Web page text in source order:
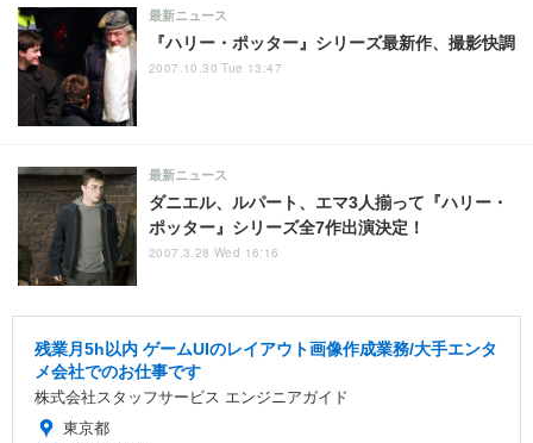
『ハリー・ポッター』シリーズ最新作、撮影快調
最新ニュース
2007.10.30 Tue 13:47
ダニエル、ルパート、エマ3人揃って『ハリー・
ポッター』シリーズ全7作出演決定！
最新ニュース
2007.3.28 Wed 16:16
残業月5h以内 ゲームUIのレイアウト画像作成業務/大手エンタ
メ会社でのお仕事です
株式会社スタッフサービス エンジニアガイド
東京都